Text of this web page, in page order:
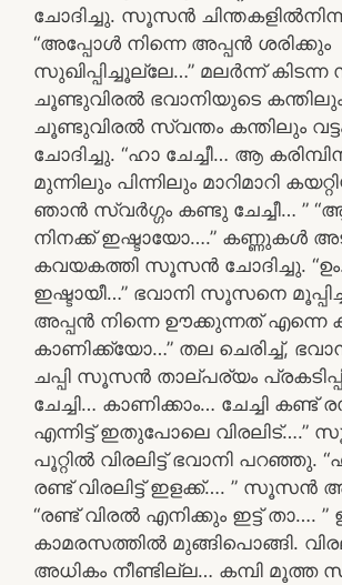
ചോദിച്ചു. സൂസൻ
“അപ്പോൾ നിന്നെ അപ്പൻ ശരിക്കും
സുഖിപ്പിച്ചൂല്ലേ…” മലർന്ന്
ചൂണ്ടുവിരൽ ഭവാനിയുടെ
ചൂണ്ടുവിരൽ സ്വന്തം കന്തിലും
ചോദിച്ചു. “ഹാ ചേച്ചീ… ആ
മുന്നിലും പിന്നിലും മാറിമാറി
ഞാൻ സ്വർഗ്ഗം കണ്ടു ചേച്ചീ… ”
നിനക്ക് ഇഷ്ടായോ….” കണ്ണുകൾ
കവയകത്തി സൂസൻ ചോദിച്ചു.
ഇഷ്ടായീ…” ഭവാനി സൂസനെ
അപ്പൻ നിന്നെ ഊക്കുന്നത് എന്നെ
കാണിക്ക്യോ…” തല ചെരിച്ച്,
ചപ്പി സൂസൻ താല്പര്യം
ചേച്ചി… കാണിക്കാം… ചേച്ചി കണ്ട്
എന്നിട്ട് ഇതുപോലെ വിരലിട്….”
പൂറ്റിൽ വിരലിട്ട് ഭവാനി പറഞ്ഞു.
രണ്ട് വിരലിട്ട് ഇളക്ക്…. ” സൂസൻ
“രണ്ട് വിരൽ എനിക്കും ഇട്ട് താ….
കാമരസത്തിൽ മുങ്ങിപൊങ്ങി.
അധികം നീണ്ടില്ല… കമ്പി